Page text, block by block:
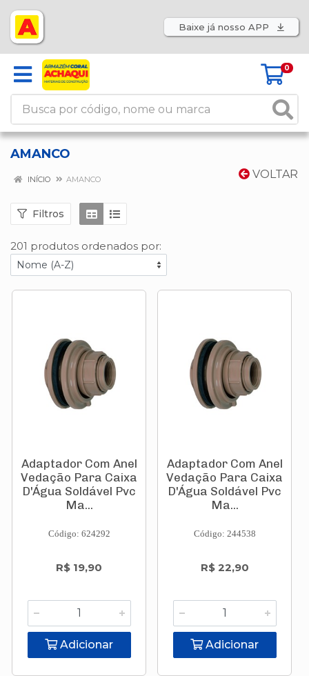
Baixe já nosso APP
0
AMANCO
VOLTAR
INÍCIO AMANCO
Filtros
201 produtos ordenados por:
Adaptador Com Anel
Vedação Para Caixa
D'Água Soldável Pvc
Ma...
Código: 624292
R$ 19,90
Adicionar
Adaptador Com Anel
Vedação Para Caixa
D'Água Soldável Pvc
Ma...
Código: 244538
R$ 22,90
Adicionar